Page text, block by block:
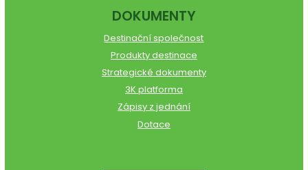
DOKUMENTY
Destinační společnost
Produkty destinace
Strategické dokumenty
3K platforma
Zápisy z jednání
Dotace